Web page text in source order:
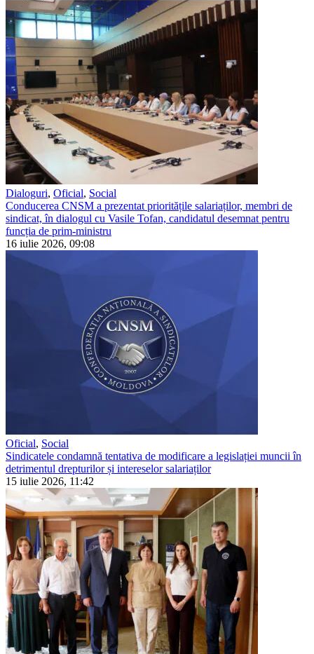
Dialoguri, Oficial, Social
Conducerea CNSM a prezentat prioritățile salariaților, membri de
sindicat, în dialogul cu Vasile Tofan, candidatul desemnat pentru
funcția de prim-ministru
16 iulie 2026, 09:08
Oficial, Social
Sindicatele condamnă tentativa de modificare a legislației muncii în
detrimentul drepturilor și intereselor salariaților
15 iulie 2026, 11:42